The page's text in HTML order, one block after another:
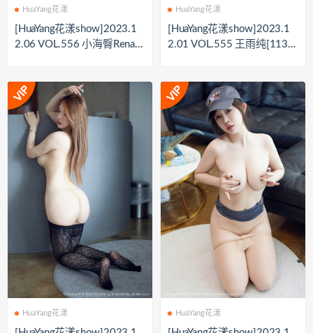
HuaYang花漾
[HuaYang花漾show]2023.1
2.06 VOL.556 小海臀Rena[5
HuaYang花漾
[HuaYang花漾show]2023.1
2.01 VOL.555 王雨纯[113+
HuaYang花漾 HuaYang花漾